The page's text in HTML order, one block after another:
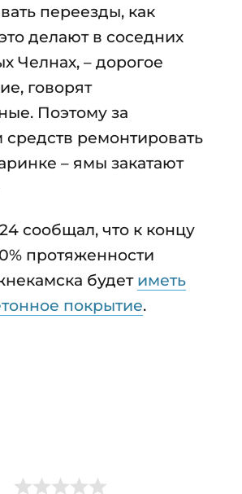
переезды, как
делают в соседних
Челнах, – дорогое
говорят
Поэтому за
ремонтировать
– ямы закатают
сообщал, что к концу
протяженности
будет иметь
покрытие.